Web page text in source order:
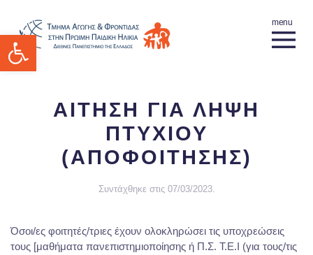
Ανοίξτε τη γραμμή εργαλείων
ΑΙΤΗΣΗ ΓΙΑ ΛΗΨΗ
ΠΤΥΧΙΟΥ
(ΑΠΟΦΟΙΤΗΣΗΣ)
Συντάχθηκε στις 07/03/2023.
Όσοι/ες φοιτητές/τριες έχουν ολοκληρώσει τις υποχρεώσεις
τους [μαθήματα πανεπιστημιοποίησης ή Π.Σ. Τ.Ε.Ι (για τους/τις